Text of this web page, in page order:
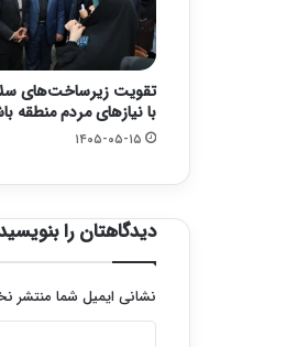
تقویت زیرساخت‌های
با نیازهای مردم منطقه
۱۴۰۵-۰۵-۱۵
دیدگاهتان را
نشانی ایمیل شما منتشر